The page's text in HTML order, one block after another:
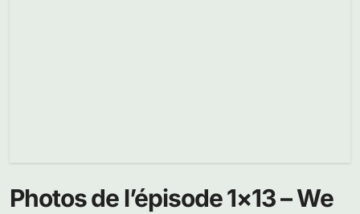
Photos de l’épisode 1×13 – We